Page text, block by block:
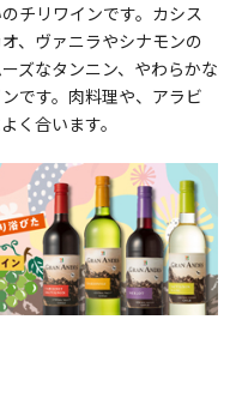
チリワインです。カシス
、ヴァニラやシナモンの
ズなタンニン、やわらかな
です。肉料理や、アラビ
く合います。